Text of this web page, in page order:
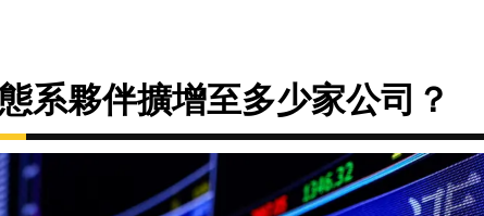
系夥伴擴增至多少家公司？